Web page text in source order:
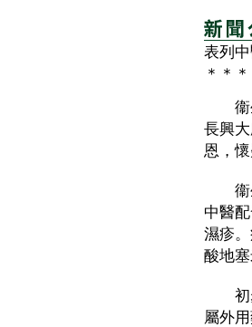
表列
＊＊
衞生
長興
恩，
衞生
中醫
濕疹
酸地
初步
屬外